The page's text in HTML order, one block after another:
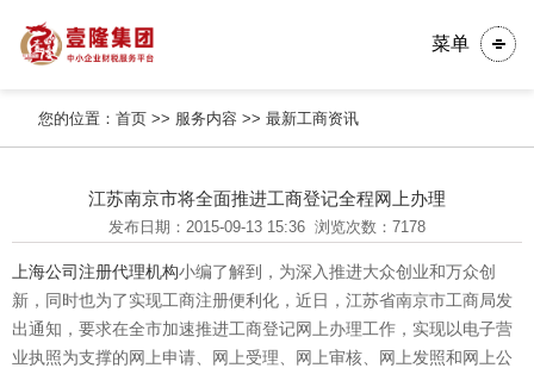
菜单
您的位置：首页 >> 服务内容 >>最新工商资讯
江苏南京市将全面推进工商登记全程网上办理
发布日期：2015-09-13 15:36 浏览次数：7178
上海公司注册代理机构小编了解到，为深入推进大众创业和万众创
新，同时也为了实现工商注册便利化，近日，江苏省南京市工商局发
出通知，要求在全市加速推进工商登记网上办理工作，实现以电子营
业执照为支撑的网上申请、网上受理、网上审核、网上发照和网上公